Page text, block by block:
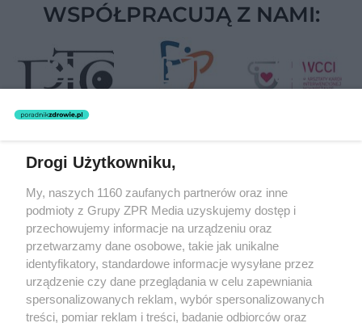
WSPÓŁPRACUJĄ Z NAMI:
Żaden utwór zamieszczony w serwisie nie może być powielany i
rozpowszechniany lub dalej rozpowszechniany w jakikolwiek sposób
(w tym także elektroniczny lub mechaniczny) na jakimkolwiek polu
eksploatacji w jakiejkolwiek formie, włącznie z umieszczaniem w
Internecie bez pisemnej zgody właściciela praw. Jakiekolwiek użycie
lub wykorzystanie utworów w całości lub w części z naruszeniem
prawa, tzn. bez właściwej zgody, jest zabronione pod groźbą kary i
może być ścigane prawnie.
Drogi Użytkowniku,
My, naszych 1160 zaufanych partnerów oraz inne
podmioty z Grupy ZPR Media uzyskujemy dostęp i
przechowujemy informacje na urządzeniu oraz
przetwarzamy dane osobowe, takie jak unikalne
identyfikatory, standardowe informacje wysyłane przez
urządzenie czy dane przeglądania w celu zapewniania
spersonalizowanych reklam, wybór spersonalizowanych
treści, pomiar reklam i treści, badanie odbiorców oraz